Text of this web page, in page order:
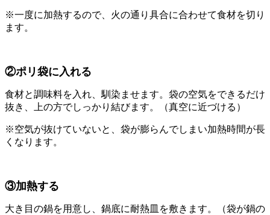
※一度に加熱するので、火の通り具合に合わせて食材を切り
ます。
②ポリ袋に入れる
食材と調味料を入れ、馴染ませます。袋の空気をできるだけ
抜き、上の方でしっかり結びます。（真空に近づける）
※空気が抜けていないと、袋が膨らんでしまい加熱時間が長
くなります。
③加熱する
大き目の鍋を用意し、鍋底に耐熱皿を敷きます。（袋が鍋の